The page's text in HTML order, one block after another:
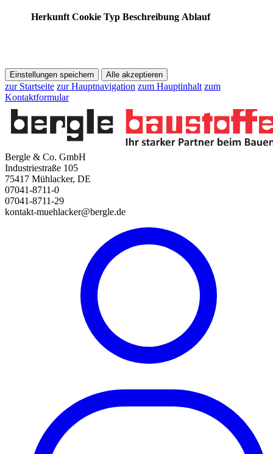
Herkunft Cookie Typ Beschreibung Ablauf
Einstellungen speichern Alle akzeptieren
zur Startseite zur Hauptnavigation zum Hauptinhalt zum
Kontaktformular
Bergle & Co. GmbH
Industriestraße 105
75417 Mühlacker, DE
07041-8711-0
07041-8711-29
kontakt-muehlacker@bergle.de